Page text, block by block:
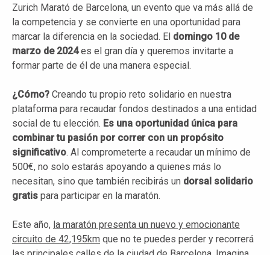
Zurich Marató de Barcelona, un evento que va más allá de
la competencia y se convierte en una oportunidad para
marcar la diferencia en la sociedad. El domingo 10 de
marzo de 2024es el gran día y queremos invitarte a
formar parte de él de una manera especial.
¿Cómo? Creando tu propio reto solidario en nuestra
plataforma para recaudar fondos destinados a una entidad
social de tu elección. Es una oportunidad única para
combinar tu pasión por correr con un propósito
significativo. Al comprometerte a recaudar un mínimo de
500€, no solo estarás apoyando a quienes más lo
necesitan, sino que también recibirás un dorsal solidario
gratis para participar en la maratón.
Este año, la maratón presenta un nuevo y emocionante
circuito de 42,195km que no te puedes perder y recorrerá